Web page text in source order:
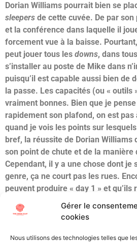
Gérer le
cookies
Nous utilisons des technologies telles que
Dorian Williams pourrait bien se
sleepers de cette cuvée. De par son
et la conférence dans laquelle il
forcement vue à la baisse.
peut jouer tous les downs, dans
s’installer au poste de Mike dans
puisqu’il est capable aussi bien de
la passe. Les capacités (ou « outils
vraiment bonnes. Bien que je
rapidement son plafond, on est pas
quand je vois les points sur
bref, la réussite de Dorian Williams
son point de chute et de la manière
Cependant, il y a une chose dont je
genre, ça ne court pas les rues.
peuvent produire « day 1 » et qu’ils
Draft pour les raisons susvisées. Si
sélectionné au 3ème tour, je ne